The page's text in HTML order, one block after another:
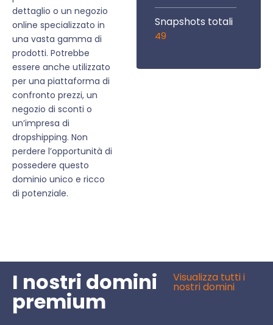
dettaglio o un negozio
online specializzato in
una vasta gamma di
prodotti. Potrebbe
essere anche utilizzato
per una piattaforma di
confronto prezzi, un
negozio di sconti o
un’impresa di
dropshipping. Non
perdere l’opportunità di
possedere questo
dominio unico e ricco
di potenziale.
Snapshots totali
49
I nostri domini
premium
Visualizza tutti i
nostri domini